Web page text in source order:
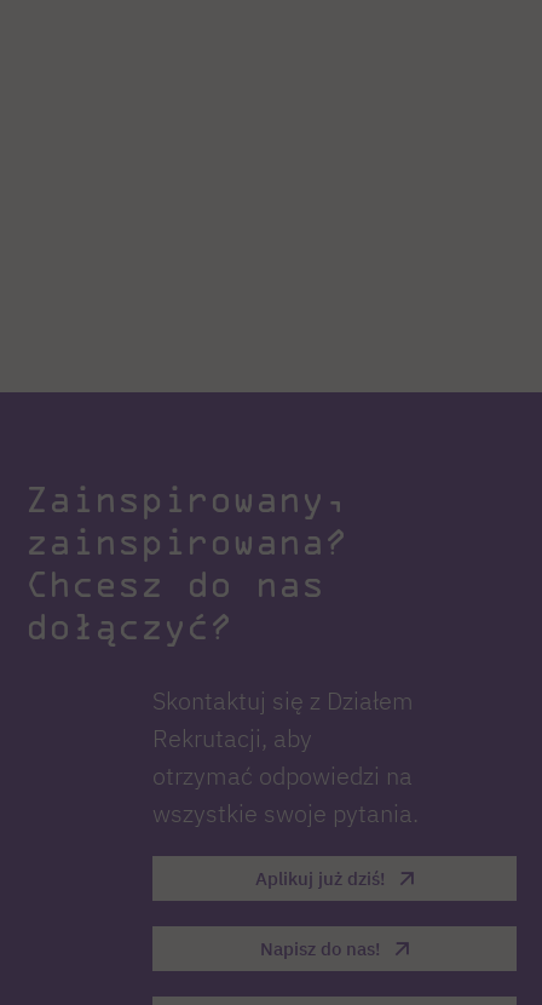
Zainspirowany,
zainspirowana?
Chcesz do nas
dołączyć?
Skontaktuj się z Działem
Rekrutacji, aby
otrzymać odpowiedzi na
wszystkie swoje pytania.
Aplikuj już dziś!
Napisz do nas!